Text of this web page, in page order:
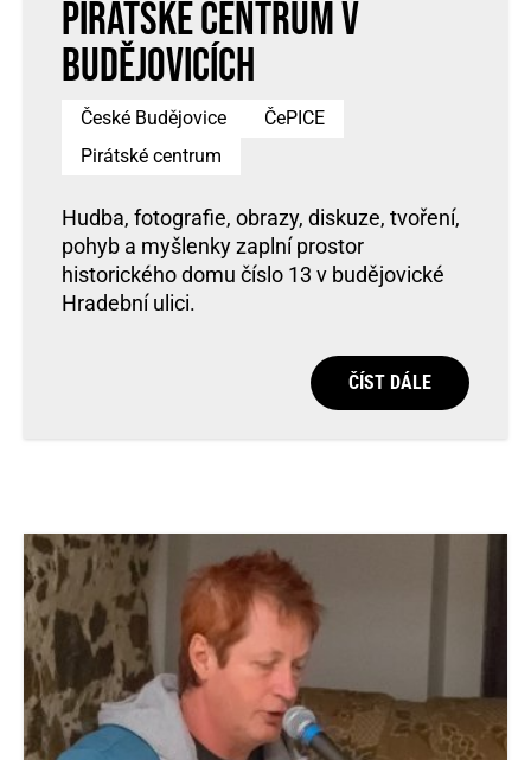
pirátské centrum v
Budějovicích
České Budějovice
ČePICE
Pirátské centrum
Hudba, fotografie, obrazy, diskuze, tvoření,
pohyb a myšlenky zaplní prostor
historického domu číslo 13 v budějovické
Hradební ulici.
ČÍST DÁLE